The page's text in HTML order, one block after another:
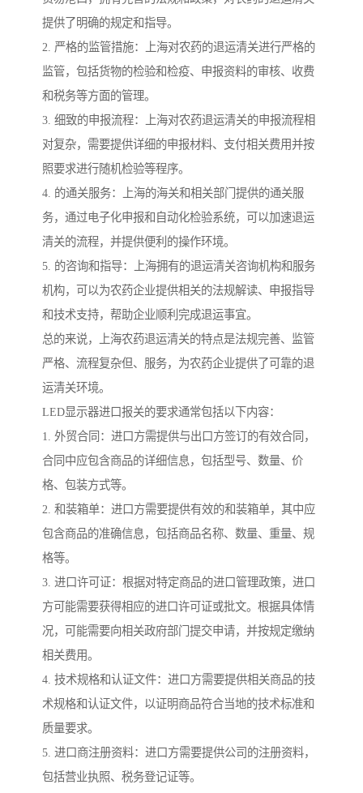
提供了明确的规定和指导。
2. 严格的监管措施：上海对农药的退运清关进行严格的
监管，包括货物的检验和检疫、申报资料的审核、收费
和税务等方面的管理。
3. 细致的申报流程：上海对农药退运清关的申报流程相
对复杂，需要提供详细的申报材料、支付相关费用并按
照要求进行随机检验等程序。
4. 的通关服务：上海的海关和相关部门提供的通关服
务，通过电子化申报和自动化检验系统，可以加速退运
清关的流程，并提供便利的操作环境。
5. 的咨询和指导：上海拥有的退运清关咨询机构和服务
机构，可以为农药企业提供相关的法规解读、申报指导
和技术支持，帮助企业顺利完成退运事宜。
总的来说，上海农药退运清关的特点是法规完善、监管
严格、流程复杂但、服务，为农药企业提供了可靠的退
运清关环境。
LED显示器进口报关的要求通常包括以下内容：
1. 外贸合同：进口方需提供与出口方签订的有效合同，
合同中应包含商品的详细信息，包括型号、数量、价
格、包装方式等。
2. 和装箱单：进口方需要提供有效的和装箱单，其中应
包含商品的准确信息，包括商品名称、数量、重量、规
格等。
3. 进口许可证：根据对特定商品的进口管理政策，进口
方可能需要获得相应的进口许可证或批文。根据具体情
况，可能需要向相关政府部门提交申请，并按规定缴纳
相关费用。
4. 技术规格和认证文件：进口方需要提供相关商品的技
术规格和认证文件，以证明商品符合当地的技术标准和
质量要求。
5. 进口商注册资料：进口方需要提供公司的注册资料，
包括营业执照、税务登记证等。